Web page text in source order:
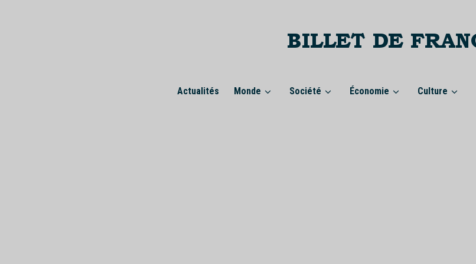
Actualités Monde Société Économie Culture